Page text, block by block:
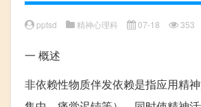
pptsd 精神心理科 07-18 353
一 概述
非依赖性物质伴发依赖是指应用精